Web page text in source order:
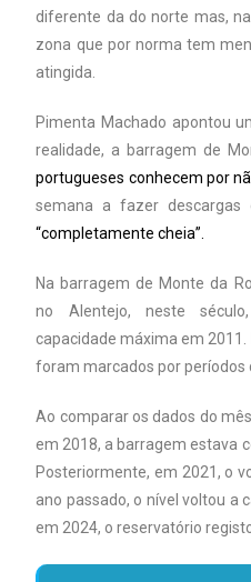
diferente da do norte mas,
zona que por norma tem
atingida.
Pimenta Machado apontou
realidade, a barragem de
portugueses conhecem por
semana a fazer descargas
“completamente cheia”.
Na barragem de Monte da
no Alentejo, neste
capacidade máxima em
foram marcados por períodos
Ao comparar os dados do
em 2018, a barragem estava
Posteriormente, em 2021, o
ano passado, o nível voltou a
em 2024, o reservatório